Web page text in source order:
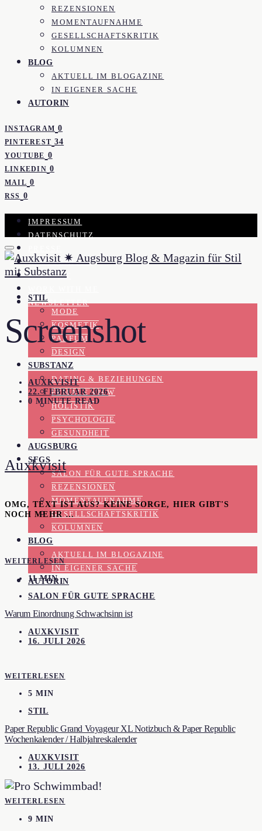
REZENSIONEN
MOMENTAUFNAHME
GESELLSCHAFTSKRITIK
KOLUMNEN
BLOG
AKTUELL IM BLOGAZINE
IN EIGENER SACHE
AUTORIN
INSTAGRAM 0
PINTEREST 34
YOUTUBE 0
LINKEDIN 0
MAIL 0
RSS 0
IMPRESSUM
DATENSCHUTZ
KOOPERATION
KONTAKT
NEWSLETTER
STIL
MODE
KOSMETIK
PARFUM
DESIGN
SUBSTANZ
DATING & BEZIEHUNGEN
FEMALE VIEW
HOLISTIK
PSYCHOLOGIE
GESUNDHEIT
AUGSBURG
SFGS
SALON FÜR GUTE SPRACHE
REZENSIONEN
MOMENTAUFNAHME
GESELLSCHAFTSKRITIK
KOLUMNEN
BLOG
AKTUELL IM BLOGAZINE
IN EIGENER SACHE
AUTORIN
Screenshot
AUXKVISIT
22. FEBRUAR 2026
0 MINUTE READ
Auxkvisit
OMG, TEXT IST AUS? KEINE SORGE, HIER GIBT'S
NOCH MEHR …
WEITERLESEN
11 MIN
SALON FÜR GUTE SPRACHE
Warum Einordnung Schwachsinn ist
AUXKVISIT
16. JULI 2026
WEITERLESEN
5 MIN
STIL
Paper Republic Grand Voyageur XL Notizbuch & Paper Republic
Wochenkalender / Halbjahreskalender
AUXKVISIT
13. JULI 2026
WEITERLESEN
9 MIN